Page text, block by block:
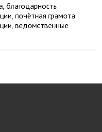
благодарность
почётная грамота
ведомственные